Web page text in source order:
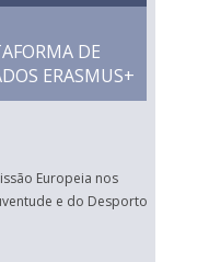
DE
ERASMUS+
Europeia nos
e do Desporto